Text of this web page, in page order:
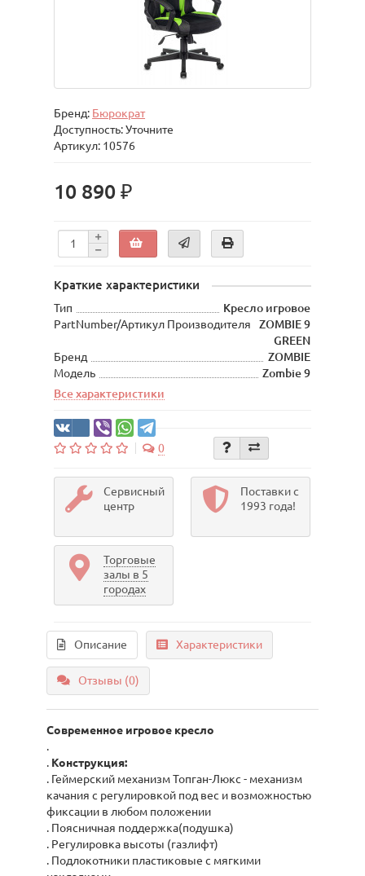
Бренд: Бюрократ
Доступность: Уточните
Артикул: 10576
10 890 ₽
Краткие характеристики
Тип
Кресло игровое
PartNumber/Артикул Производителя
ZOMBIE 9
GREEN
Бренд
ZOMBIE
Модель
Zombie 9
Все характеристики
0
Сервисный
центр
Поставки с
1993 года!
Торговые
залы в 5
городах
Описание Характеристики
Отзывы (0)
Современное игровое кресло
.
. Конструкция:
. Геймерский механизм Топган-Люкс - механизм
качания с регулировкой под вес и возможностью
фиксации в любом положении
. Поясничная поддержка(подушка)
. Регулировка высоты (газлифт)
. Подлокотники пластиковые с мягкими